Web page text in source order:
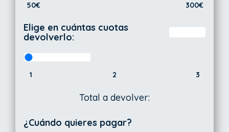
50€ 300€
Elige en cuántas cuotas
devolverlo:
1 2 3
Total a devolver:
¿Cuándo quieres pagar?